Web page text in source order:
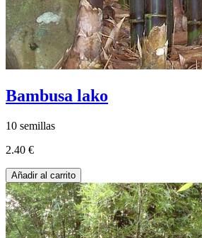
Bambusa lako
10 semillas
2.40 €
Añadir al carrito